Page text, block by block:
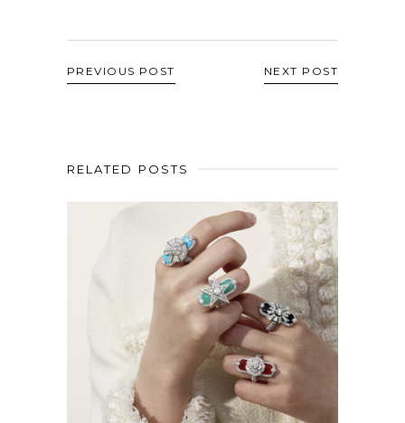
PREVIOUS POST NEXT POST
RELATED POSTS